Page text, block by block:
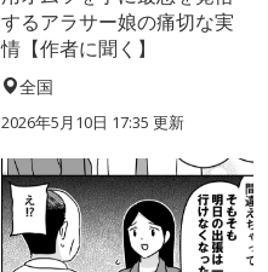
するアラサー娘の痛切な実
情【作者に聞く】
全国
2026年5月10日 17:35 更新